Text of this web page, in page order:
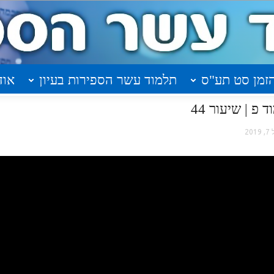
סט תע"ס תלמוד עשר הספירות בעיון
| שיעור 44